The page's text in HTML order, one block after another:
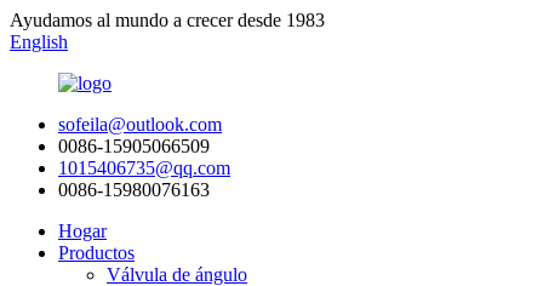
Ayudamos al mundo a crecer desde 1983
English
sofeila@outlook.com
0086-15905066509
1015406735@qq.com
0086-15980076163
Hogar
Productos
Válvula de ángulo